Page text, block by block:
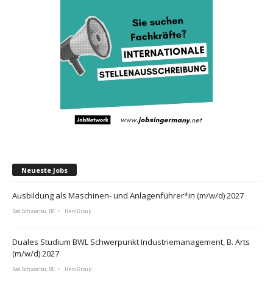
Neueste Jobs
Ausbildung als Maschinen- und Anlagenführer*in (m/w/d) 2027
Bad Schwartau, DE Hero Group
Duales Studium BWL Schwerpunkt Industriemanagement, B. Arts
(m/w/d) 2027
Bad Schwartau, DE Hero Group